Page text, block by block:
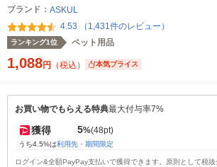
ブランド： ASKUL
4.53 （1,431件のレビュー）
ランキング1位 ペット用品
1,088円 （税込） 本気プライス
お買い物でもらえる特典最大付与率7%
獲得 5%(48pt)
うち4.5%は利用先・期間限定
ログイン&全額PayPay支払いで獲得できます。原則として税抜